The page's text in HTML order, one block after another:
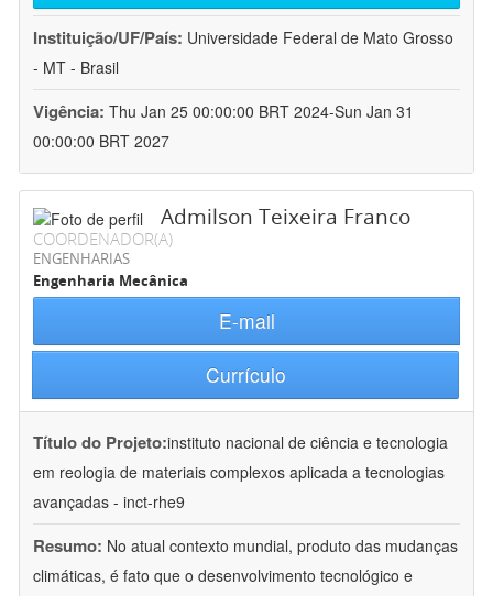
Instituição/UF/País: Universidade Federal de Mato Grosso
- MT - Brasil
Vigência: Thu Jan 25 00:00:00 BRT 2024-Sun Jan 31
00:00:00 BRT 2027
Admilson Teixeira Franco
COORDENADOR(A)
ENGENHARIAS
Engenharia Mecânica
E-mail
Currículo
Título do Projeto:instituto nacional de ciência e tecnologia
em reologia de materiais complexos aplicada a tecnologias
avançadas - inct-rhe9
Resumo: No atual contexto mundial, produto das mudanças
climáticas, é fato que o desenvolvimento tecnológico e